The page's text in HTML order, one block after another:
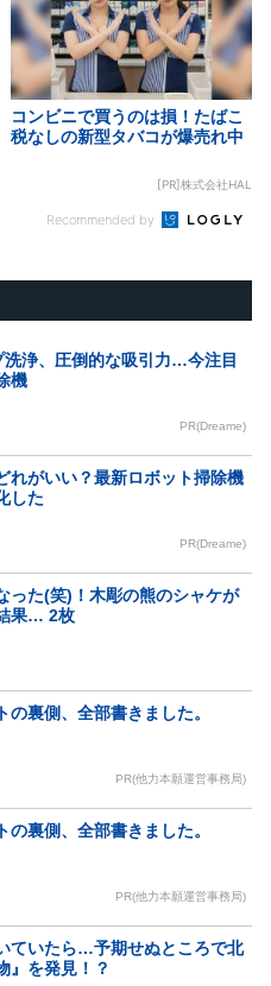
コンビニで買うのは損！たばこ
税なしの新型タバコが爆売れ中
[PR]株式会社HAL
Recommended by
浄、圧倒的な吸引力…今注目
機
PR(Dreame)
れがいい？最新ロボット掃除機
した
PR(Dreame)
った(笑)！木彫の熊のシャケが
果… 2枚
の裏側、全部書きました。
PR(他力本願運営事務局)
の裏側、全部書きました。
PR(他力本願運営事務局)
ていたら…予期せぬところで北
』を発見！？